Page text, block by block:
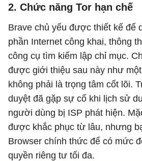
2. Chức năng Tor hạn chế
Brave chủ yếu được thiết kế để
phần Internet công khai, thông
công cụ tìm kiếm lập chỉ mục.
được giới thiệu sau này như
không phải là trọng tâm cốt lõi.
duyệt đã gặp sự cố khi lịch sử
người dùng bị ISP phát hiện.
được khắc phục từ lâu, nhưng
Browser chính thức để có mức
quyền riêng tư tối đa.